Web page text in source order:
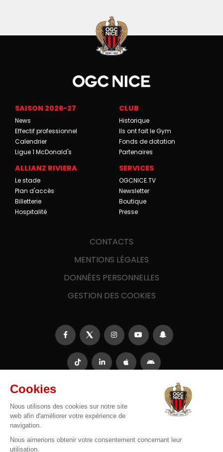
SAISON 2026-27
News
Effectif professionnel
Calendrier
Ligue 1 McDonald's
CLUB
Historique
Ils ont fait le Gym
Fonds de dotation
Partenaires
ALLIANZ RIVIERA
Le stade
Plan d'accès
Billetterie
Hospitalité
SERVICES
OGCNICE.TV
Newsletter
Boutique
Presse
CONTACTS
MENTIONS LÉGALES
DONNÉES PERSONNELLES
GESTION DES COOKIES